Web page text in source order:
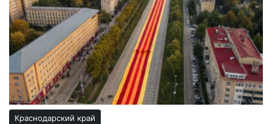
Краснодарский край